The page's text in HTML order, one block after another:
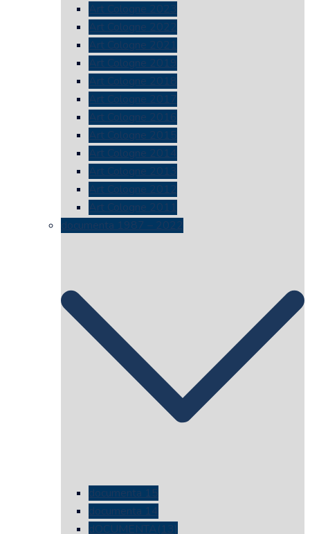
Art Cologne 2023
Art Cologne 2022
Art Cologne 2021
Art Cologne 2019
Art Cologne 2018
Art Cologne 2017
Art Cologne 2016
Art Cologne 2015
Art Cologne 2014
Art Cologne 2013
Art Cologne 2012
Art Cologne 2011
documenta 1987 – 2022
documenta 15
documenta 14
dOCUMENTA(13)